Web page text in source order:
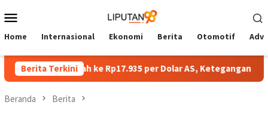
ke
Mobile
Home Internasional Ekonomi Berita Otomotif
Berita Terkini
Melemah ke Rp17.935 per Dolar AS, Ketegangan Timur
Beranda Berita